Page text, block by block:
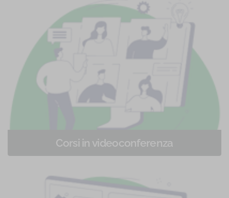
Corsi in videoconferenza
Corsi di formazione in videoconferenza